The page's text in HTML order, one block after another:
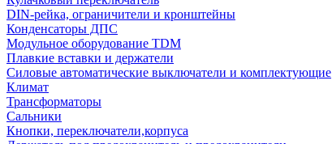
DIN-рейка, ограничители и кронштейны
Конденсаторы ДПС
Модульное оборудование TDM
Плавкие вставки и держатели
Силовые автоматические выключатели и комплектующие
Климат
Трансформаторы
Сальники
Кнопки, переключатели,корпуса